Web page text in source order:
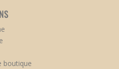
boutique